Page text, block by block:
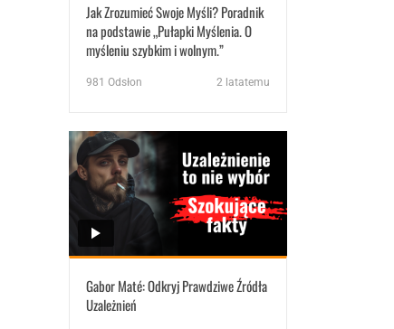
Jak Zrozumieć Swoje Myśli? Poradnik
na podstawie „Pułapki Myślenia. O
myśleniu szybkim i wolnym.”
981 Odsłon 2 latatemu
Gabor Maté: Odkryj Prawdziwe Źródła
Uzależnień